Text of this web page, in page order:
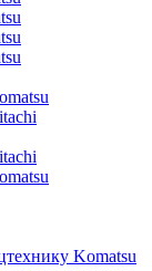
Komatsu